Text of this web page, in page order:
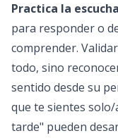
Practica la
para responder o
comprender.
todo, sino
sentido desde su
que te sientes
tarde" pueden